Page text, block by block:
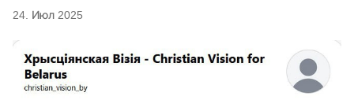
24. Июл 2025